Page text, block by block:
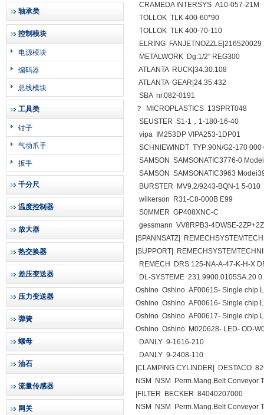
轴承类
控制模块
电源模块
编码器
总线模块
工具类
钳子
气动爪手
扳手
千分尺
温度控制器
放大器
热交换器
差压变送器
压力变送器
弹簧
螺母
油石
流量传感器
网关
CRAMEDA INTERSYS A10-057-21M
TOLLOK TLK 400-60*90
TOLLOK TLK 400-70-110
ELRING
METALWORK Dg:1/2″ REG300
ATLANTA RUCK|34.30.108
ATLANTA GEAR|24.35.432
SBA nr.082-0191
？ MICROPLASTICS 13SPRT048
SEUSTER S1-1，1-180-16-40
vipa IM253DP VIPA253-1DP01
SCHNIEWINDT TYP:90N/G2-170
SAMSON SAMSONATIC3776-0
SAMSON SAMSONATIC3963
BURSTER MV9.2/9243-BQN-1 5-010
wilkerson R31-C8-000B E99
S0MMER GP408XNC-C
gessmann VV8RPB3-4DWSE-
|SPANNSATZ|
|SUPPORT|
REMECH DRS 125-NA-A-47-K-H-X
DL-SYSTEME 231.9900.0105SA.20
Oshino Oshino AF00615- Single chip
Oshino Oshino AF00616- Single chip
Oshino Oshino AF00617- Single chip
Oshino Oshino M020628- LED- OD-
DANLY 9-1616-210
DANLY 9-2408-110
|CLAMPING CYLINDER| DESTACO
NSM NSM Perm.Mang.Belt Conveyor
|FILTER BECKER 84040207000
NSM NSM Perm.Mang.Belt Conveyor